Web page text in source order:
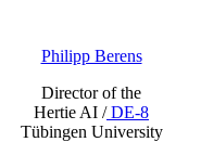
Philipp Berens
Director of the
Hertie AI /DE-8
Tübingen University